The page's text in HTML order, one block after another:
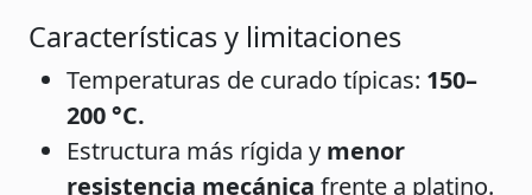
Características y limitaciones
Temperaturas de curado típicas: 150–
200 °C.
Estructura más rígida y menor
resistencia mecánica frente a platino.